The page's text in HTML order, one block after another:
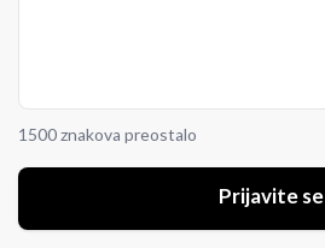
1500 znakova preostalo
Prijavite se